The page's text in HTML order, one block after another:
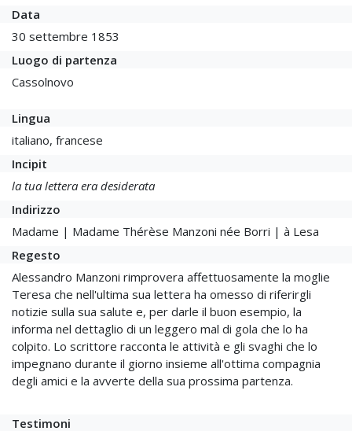
Data
30 settembre 1853
Luogo di partenza
Cassolnovo
Lingua
italiano, francese
Incipit
la tua lettera era desiderata
Indirizzo
Madame | Madame Thérèse Manzoni née Borri | à Lesa
Regesto
Alessandro Manzoni rimprovera affettuosamente la moglie
Teresa che nell'ultima sua lettera ha omesso di riferirgli
notizie sulla sua salute e, per darle il buon esempio, la
informa nel dettaglio di un leggero mal di gola che lo ha
colpito. Lo scrittore racconta le attività e gli svaghi che lo
impegnano durante il giorno insieme all'ottima compagnia
degli amici e la avverte della sua prossima partenza.
Testimoni